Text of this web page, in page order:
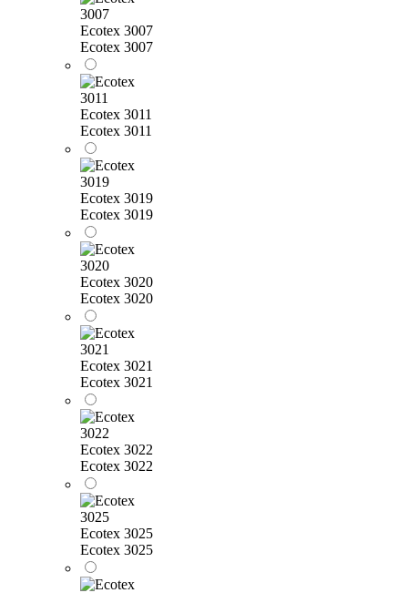
Ecotex 3007
Ecotex 3007
Ecotex 3011
Ecotex 3011
Ecotex 3019
Ecotex 3019
Ecotex 3020
Ecotex 3020
Ecotex 3021
Ecotex 3021
Ecotex 3022
Ecotex 3022
Ecotex 3025
Ecotex 3025